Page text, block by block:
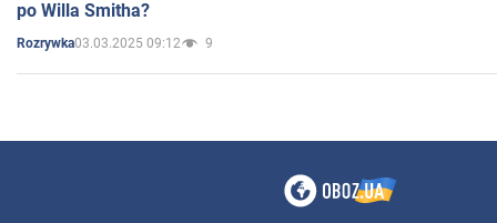
po Willa Smitha?
Rozrywka03.03.2025 09:12 9